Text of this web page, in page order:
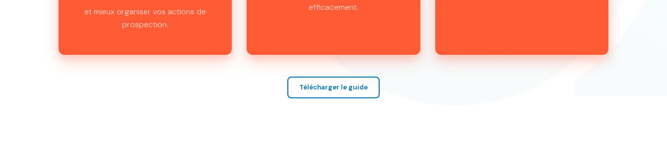
et mieux organiser vos actions de
prospection.
efficacement.
Télécharger le guide